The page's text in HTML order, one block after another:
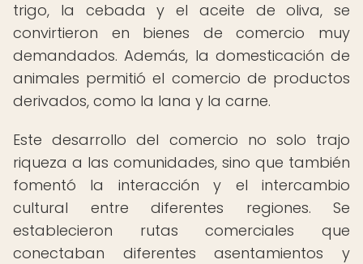
trigo, la cebada y el aceite de oliva, se
convirtieron en bienes de comercio muy
demandados. Además, la domesticación de
animales permitió el comercio de productos
derivados, como la lana y la carne.
Este desarrollo del comercio no solo trajo
riqueza a las comunidades, sino que también
fomentó la interacción y el intercambio
cultural entre diferentes regiones. Se
establecieron rutas comerciales que
conectaban diferentes asentamientos y